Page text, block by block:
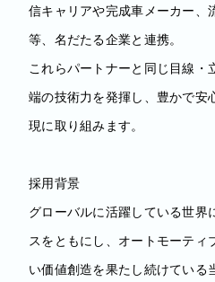
信キャリアや完成車メーカー、
等、名だたる企業と連携。
これらパートナーと同じ目線・
端の技術力を発揮し、豊かで安
現に取り組みます。
採用背景
グローバルに活躍している世界
スをともにし、オートモーティ
い価値創造を果たし続けている